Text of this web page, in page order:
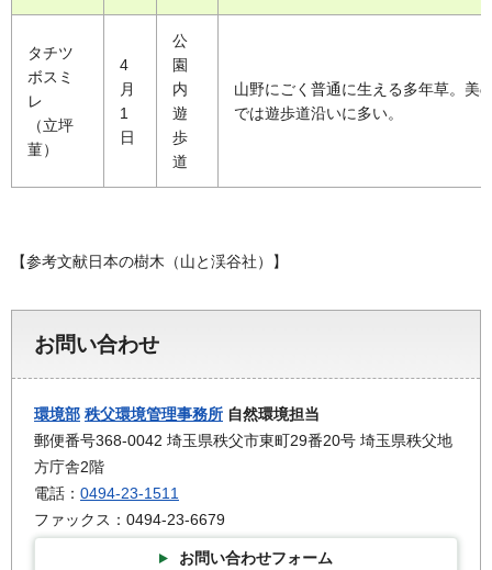
タチツ
ボスミ
レ
（立坪
菫）
4
月
1
日
公
園
内
遊
歩
道
山野にごく普通に生える多年草。美
では遊歩道沿いに多い。
【参考文献日本の樹木（山と渓谷社）】
お問い合わせ
環境部 秩父環境管理事務所 自然環境担当
郵便番号368-0042 埼玉県秩父市東町29番20号 埼玉県秩父地
方庁舎2階
電話： 0494-23-1511
ファックス：0494-23-6679
お問い合わせフォーム